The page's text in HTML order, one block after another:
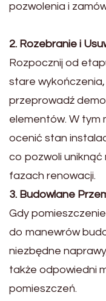
pozwolenia i
2. Rozebranie i
Rozpocznij od
stare
przeprowadź
elementów. W tym
ocenić stan
co pozwoli uniknąć
fazach renowacji.
3. Budowlane
Gdy
do manewrów
niezbędne
także odpowiedni
pomieszczeń.